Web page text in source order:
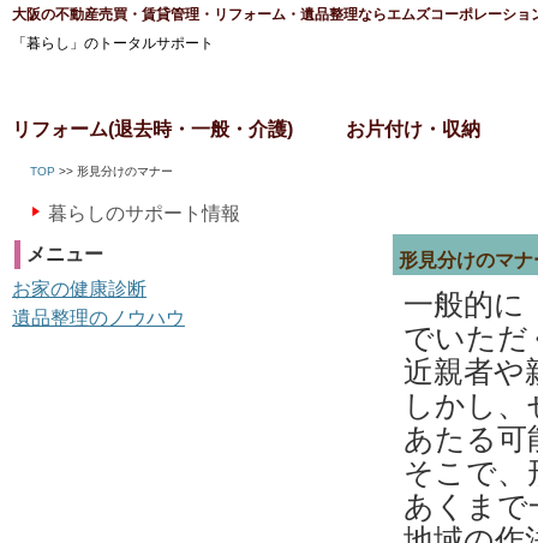
大阪の不動産売買・賃貸管理・リフォーム・遺品整理ならエムズコーポレーショ
「暮らし」のトータルサポート
リフォーム(退去時・一般・介護) お片付け・収納
TOP >> 形見分けのマナー
暮らしのサポート情報
メニュー
お家の健康診断
遺品整理のノウハウ
形見分けのマナ
一般的に
でいただ
近親者や
しかし
あたる可
そこで、
あくまで